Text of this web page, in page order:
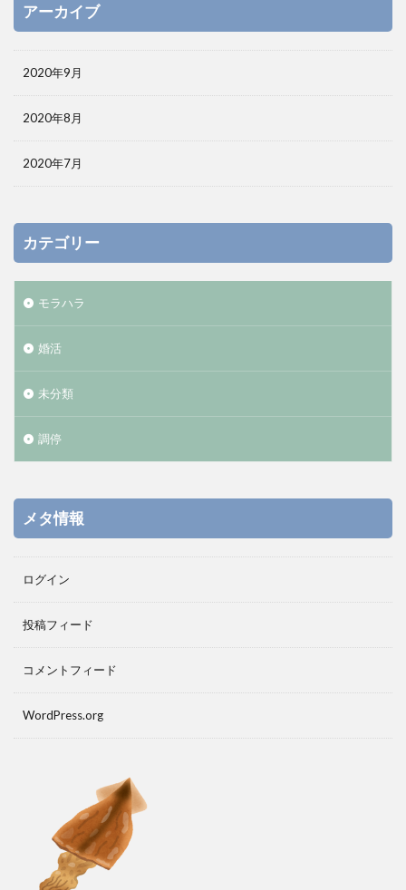
アーカイブ
2020年9月
2020年8月
2020年7月
カテゴリー
モラハラ
婚活
未分類
調停
メタ情報
ログイン
投稿フィード
コメントフィード
WordPress.org